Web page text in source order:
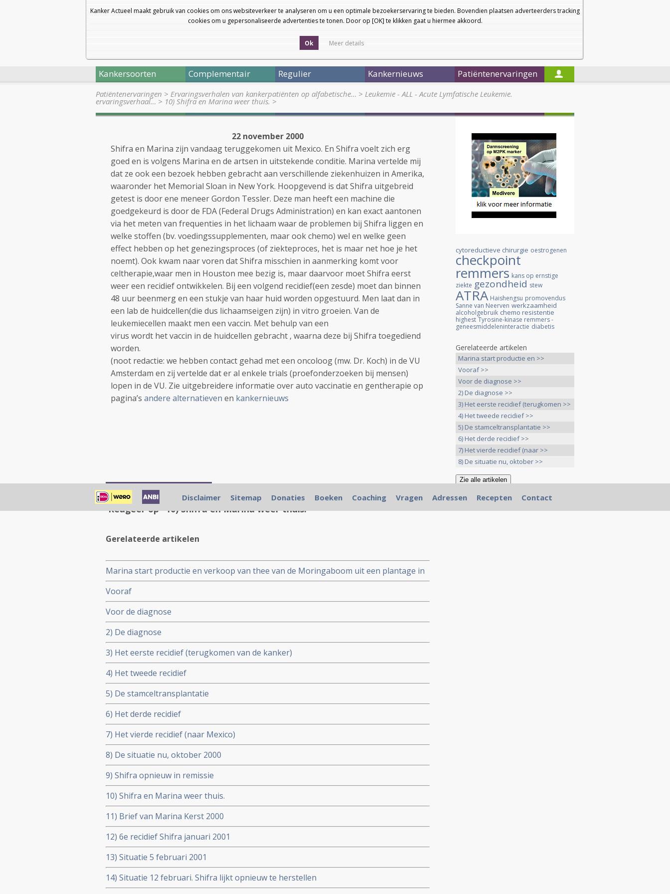
Kanker Actueel maakt gebruik van cookies om ons websiteverkeer te analyseren om u een optimale bezoekerservaring te bieden. Bovendien plaatsen adverteerders tracking
cookies om u gepersonaliseerde advertenties te tonen. Door op [OK] te klikken gaat u hiermee akkoord.
Ok Meer details
a
a
Nieuwsbrief
Startpagina
Kankersoorten Complementair Regulier Kankernieuws Patiëntenervaringen
Patiëntenervaringen > Ervaringsverhalen van kankerpatiënten op alfabetische… > Leukemie - ALL - Acute Lymfatische Leukemie.
ervaringsverhaal… > 10) Shifra en Marina weer thuis. >
22 november 2000
Shifra en Marina zijn vandaag teruggekomen uit Mexico. En Shifra voelt zich erg
goed en is volgens Marina en de artsen in uitstekende conditie. Marina vertelde mij
dat ze ook een bezoek hebben gebracht aan verschillende ziekenhuizen in Amerika,
waaronder het Memorial Sloan in New York. Hoopgevend is dat Shifra uitgebreid
getest is door ene meneer Gordon Tessler. Deze man heeft een machine die
goedgekeurd is door de FDA (Federal Drugs Administration) en kan exact aantonen
via het meten van frequenties in het lichaam waar de problemen bij Shifra liggen en
welke stoffen (bv. voedingssupplementen, maar ook chemo) wel en welke geen
effect hebben op het genezingsproces (of ziekteproces, het is maar net hoe je het
noemt). Ook kwam naar voren dat Shifra misschien in aanmerking komt voor
celtherapie,waar men in Houston mee bezig is, maar daarvoor moet Shifra eerst
weer een recidief ontwikkelen. Bij een volgend recidief(een zesde) moet dan binnen
48 uur beenmerg en een stukje van haar huid worden opgestuurd. Men laat dan in
een lab de huidcellen(die dus lichaamseigen zijn) in vitro groeien. Van de
leukemiecellen maakt men een vaccin. Met behulp van een
virus wordt het vaccin in de huidcellen gebracht , waarna deze bij Shifra toegediend
worden.
(noot redactie: we hebben contact gehad met een oncoloog (mw. Dr. Koch) in de VU
Amsterdam en zij vertelde dat er al enkele trials (proefonderzoeken bij mensen)
lopen in de VU. Zie uitgebreidere informatie over auto vaccinatie en gentherapie op
pagina’s andere alternatieven en kankernieuws
Plaats een reactie ...
Reageer op "10) Shifra en Marina weer thuis."
Gerelateerde artikelen
Marina start productie en verkoop van thee van de Moringaboom uit een plantage in
Suriname. Ook in Nederland verkrijgbaar.
Vooraf
Voor de diagnose
2) De diagnose
3) Het eerste recidief (terugkomen van de kanker)
4) Het tweede recidief
5) De stamceltransplantatie
6) Het derde recidief
7) Het vierde recidief (naar Mexico)
8) De situatie nu, oktober 2000
9) Shifra opnieuw in remissie
10) Shifra en Marina weer thuis.
11) Brief van Marina Kerst 2000
12) 6e recidief Shifra januari 2001
13) Situatie 5 februari 2001
14) Situatie 12 februari. Shifra lijkt opnieuw te herstellen
cytoreductieve chirurgie oestrogenen
checkpoint
remmers kans op ernstige
ziekte gezondheid stew
ATRA Haishengsu promovendus
Sanne van Neerven werkzaamheid
alcoholgebruik chemo resistentie
highest Tyrosine-kinase remmers -
geneesmiddeleninteractie diabetis
Gerelateerde artikelen
Marina start productie en >>
Vooraf >>
Voor de diagnose >>
2) De diagnose >>
3) Het eerste recidief (terugkomen >>
4) Het tweede recidief >>
5) De stamceltransplantatie >>
6) Het derde recidief >>
7) Het vierde recidief (naar >>
8) De situatie nu, oktober >>
Disclaimer Sitemap Donaties Boeken Coaching Vragen Adressen Recepten Contact